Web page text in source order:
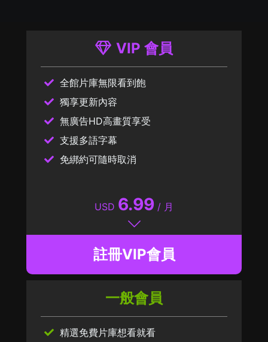
VIP 會員
全館片庫無限看到飽
獨享更新內容
無廣告HD高畫質享受
支援多語字幕
免綁約可隨時取消
USD 6.99 / 月
註冊VIP會員
一般會員
精選免費片庫想看就看